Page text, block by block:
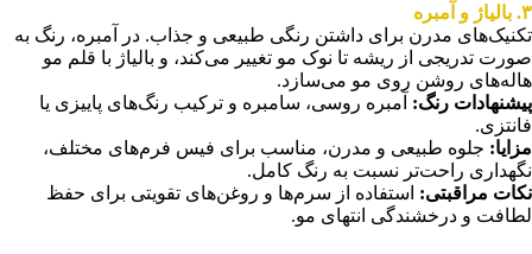
۳. بالیاژ و آمبره
تکنیک‌های مدرن برای داشتن رنگی طبیعی و جذاب. در آمبره، رنگ به
صورت تدریجی از ریشه تا نوک مو تغییر می‌کند، و بالیاژ با قلم مو
هاله‌های روشن روی مو می‌سازد.
پیشنهادات رنگ: آمبره روسی، سامبره و ترکیب رنگ‌های پاییزی یا
فانتزی.
مزایا: جلوه طبیعی و مدرن، مناسب برای فیس فرم‌های مختلف،
نگهداری راحت‌تر نسبت به رنگ کامل.
نکات مراقبتی: استفاده از سرم‌ها و روغن‌های تقویتی برای حفظ
لطافت و درخشندگی انتهای مو.